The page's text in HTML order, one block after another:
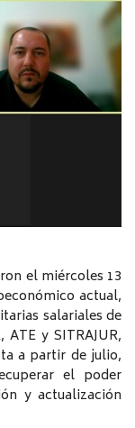
el miércoles 13
actual,
salariales de
y SITRAJUR,
a partir de julio,
el poder
y actualización